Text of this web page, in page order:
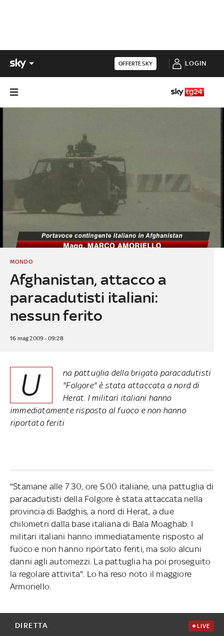
OFFERTE SKY LOGIN
Afghanistan, attacco a
paracadutisti italiani:
nessun ferito
MONDO
16 mag 2009 - 09:28
U
na pattuglia della brigata paracadutisti
"Folgore" è stata attaccata a nord di
Herat. I militari italiani hanno
immediatamente risposto al fuoco e non hanno
riportato feriti
"Stamane alle 7.30, ore 5.00 italiane, una pattuglia di
paracadutisti della Folgore è stata attaccata nella
provincia di Badghis, a nord di Herat, a due
chilometri dalla base italiana di Bala Moaghab. I
militari italiani hanno immediatamente risposto al
fuoco e non hanno riportato feriti, ma solo alcuni
danni agli automezzi. La pattuglia ha poi proseguito
la regolare attivita". Lo ha reso noto il maggiore
Armoriello.
DIRETTA LIVE